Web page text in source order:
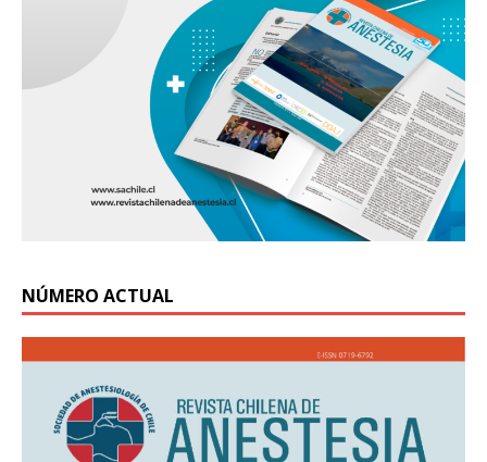
NÚMERO ACTUAL